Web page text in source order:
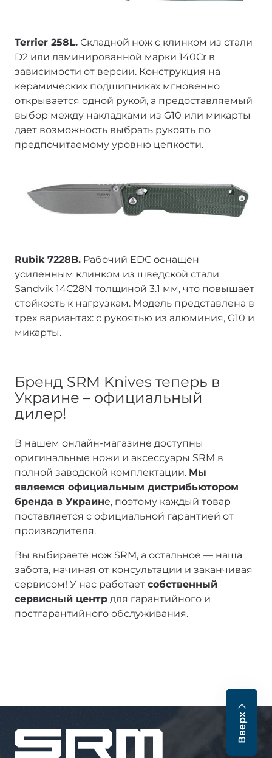
Terrier 258L. Складной нож с клинком из стали
D2 или ламинированной марки 140Cr в
зависимости от версии. Конструкция на
керамических подшипниках мгновенно
открывается одной рукой, а предоставляемый
выбор между накладками из G10 или микарты
дает возможность выбрать рукоять по
предпочитаемому уровню цепкости.
Rubik 7228B. Рабочий EDC оснащен
усиленным клинком из шведской стали
Sandvik 14C28N толщиной 3.1 мм, что повышает
стойкость к нагрузкам. Модель представлена в
трех вариантах: с рукоятью из алюминия, G10 и
микарты.
Бренд SRM Knives теперь в
Украине – официальный
дилер!
В нашем онлайн-магазине доступны
оригинальные ножи и аксессуары SRM в
полной заводской комплектации. Мы
являемся официальным дистрибьютором
бренда в Украине, поэтому каждый товар
поставляется с официальной гарантией от
производителя.
Вы выбираете нож SRM, а остальное — наша
забота, начиная от консультации и заканчивая
сервисом! У нас работает собственный
сервисный центр для гарантийного и
постгарантийного обслуживания.
Вверх